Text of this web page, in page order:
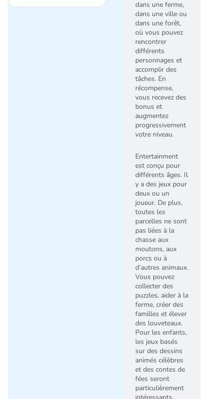
dans une ferme,
dans une ville ou
dans une forêt,
où vous pouvez
rencontrer
différents
personnages et
accomplir des
tâches. En
récompense,
vous recevez des
bonus et
augmentez
progressivement
votre niveau.
Entertainment
est conçu pour
différents âges. Il
y a des jeux pour
deux ou un
joueur. De plus,
toutes les
parcelles ne sont
pas liées à la
chasse aux
moutons, aux
porcs ou à
d’autres animaux.
Vous pouvez
collecter des
puzzles, aider à la
ferme, créer des
familles et élever
des louveteaux.
Pour les enfants,
les jeux basés
sur des dessins
animés célèbres
et des contes de
fées seront
particulièrement